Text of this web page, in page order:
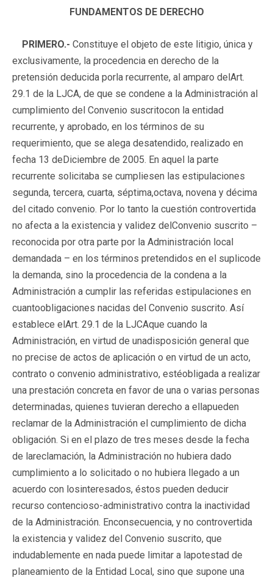
FUNDAMENTOS DE DERECHO
PRIMERO.- Constituye el objeto de este litigio, única y
exclusivamente, la procedencia en derecho de la
pretensión deducida porla recurrente, al amparo delArt.
29.1 de la LJCA, de que se condene a la Administración al
cumplimiento del Convenio suscritocon la entidad
recurrente, y aprobado, en los términos de su
requerimiento, que se alega desatendido, realizado en
fecha 13 deDiciembre de 2005. En aquel la parte
recurrente solicitaba se cumpliesen las estipulaciones
segunda, tercera, cuarta, séptima,octava, novena y décima
del citado convenio. Por lo tanto la cuestión controvertida
no afecta a la existencia y validez delConvenio suscrito –
reconocida por otra parte por la Administración local
demandada – en los términos pretendidos en el suplicode
la demanda, sino la procedencia de la condena a la
Administración a cumplir las referidas estipulaciones en
cuantoobligaciones nacidas del Convenio suscrito. Así
establece elArt. 29.1 de la LJCAque cuando la
Administración, en virtud de unadisposición general que
no precise de actos de aplicación o en virtud de un acto,
contrato o convenio administrativo, estéobligada a realizar
una prestación concreta en favor de una o varias personas
determinadas, quienes tuvieran derecho a ellapueden
reclamar de la Administración el cumplimiento de dicha
obligación. Si en el plazo de tres meses desde la fecha
de lareclamación, la Administración no hubiera dado
cumplimiento a lo solicitado o no hubiera llegado a un
acuerdo con losinteresados, éstos pueden deducir
recurso contencioso-administrativo contra la inactividad
de la Administración. Enconsecuencia, y no controvertida
la existencia y validez del Convenio suscrito, que
indudablemente en nada puede limitar a lapotestad de
planeamiento de la Entidad Local, sino que supone una